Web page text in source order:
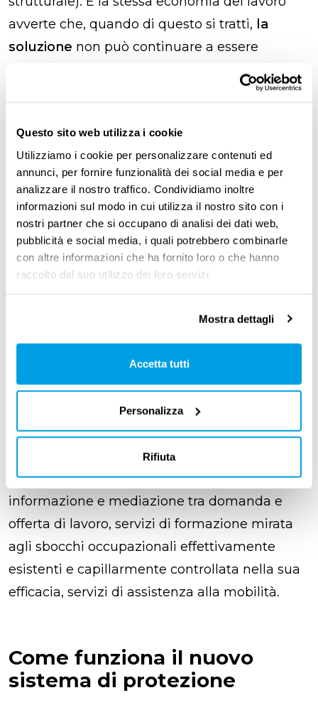
Questo sito web utilizza i cookie
Utilizziamo i cookie per personalizzare contenuti ed
annunci, per fornire funzionalità dei social media e per
analizzare il nostro traffico. Condividiamo inoltre
informazioni sul modo in cui utilizza il nostro sito con i
nostri partner che si occupano di analisi dei dati web,
pubblicità e social media, i quali potrebbero combinarle
con altre informazioni che ha fornito loro o che hanno
raccolto dal suo utilizzo dei loro servizi.
Mostra dettagli
Accetta tutti
Personalizza
Rifiuta
avverte che, quando di questo si tratti, la
soluzione non può continuare a essere
perseguita col difendere le persone dal
mercato, cioè col sostituire alla loro autonomia
preconfezionati di rapporto contrattuale,
secondo il paradigma dell’ordinamento
protettivo originario, ma deve essere
perseguita colcorreggere il difetto di
informazione, formazione e mobilitàche
tipicamente impedisce alla persona di trarre
profitto dalle alternative occupazionali che
effettivamente le si offrirebbero. In altre parole:
non col difendere la persona dal mercato, ma
col rafforzarne la posizione nel mercato.
potenziare i servizi essenziali per
aumentare la possibilità di sceltadelle
e soprattutto garantirla a tutti
servizi di orientamento scolastico e
professionale come “primo anello della
catena”, servizi moderni e non burocratici di
informazione e mediazione tra domanda e
offerta di lavoro, servizi di formazione mirata
agli sbocchi occupazionali effettivamente
esistenti e capillarmente controllata nella sua
efficacia, servizi di assistenza alla mobilità.
Come funziona il nuovo
sistema di protezione